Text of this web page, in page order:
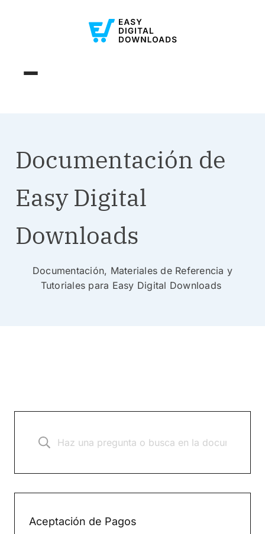
Documentación de
Easy Digital
Downloads
Documentación, Materiales de Referencia y
Tutoriales para Easy Digital Downloads
Aceptación de Pagos